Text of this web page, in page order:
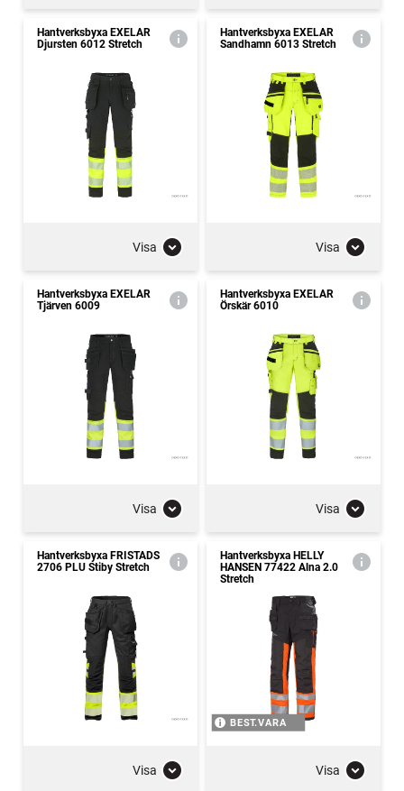
Hantverksbyxa EXELAR
Djursten 6012 Stretch
Visa
Hantverksbyxa EXELAR
Sandhamn 6013 Stretch
Visa
Hantverksbyxa EXELAR
Tjärven 6009
Visa
Hantverksbyxa EXELAR
Örskär 6010
Visa
Hantverksbyxa FRISTADS
2706 PLU Stiby Stretch
Visa
Hantverksbyxa HELLY
HANSEN 77422 Alna 2.0
Stretch
BEST.VARA
Visa